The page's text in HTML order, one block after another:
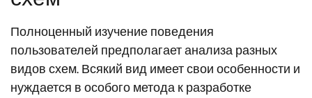
Полноценный изучение поведения
пользователей предполагает анализа разных
видов схем. Всякий вид имеет свои особенности и
нуждается в особого метода к разработке